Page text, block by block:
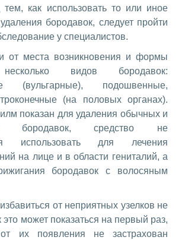
как использовать то или иное
бородавок, следует пройти
у специалистов.
от места возникновения и формы
видов бородавок:
(вульгарные), подошвенные,
(на половых органах).
показан для удаления обычных и
бородавок, средство не
использовать для лечения
на лице и в области гениталий, а
бородавок с волосяным
от неприятных узелков не
это может показаться на первый раз,
их появления не застрахован